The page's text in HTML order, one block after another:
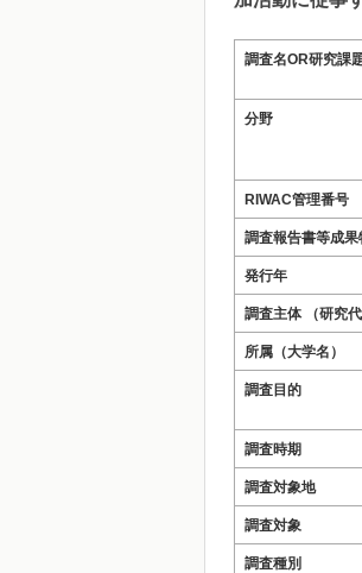
調査名OR研究課
分野
RIWAC管理番号
調査報告書等成果
発行年
調査主体 （研究代
所属（大学名）
調査目的
調査時期
調査対象地
調査対象
調査種別